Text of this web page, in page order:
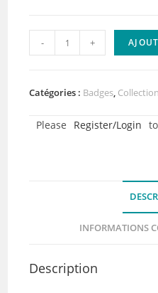
quantité
de
32mm
Vacances
Lot
- +
Catégories : Badges,
Please Register/Login
INFORMATIONS
Description